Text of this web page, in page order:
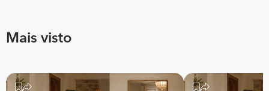
Mais visto